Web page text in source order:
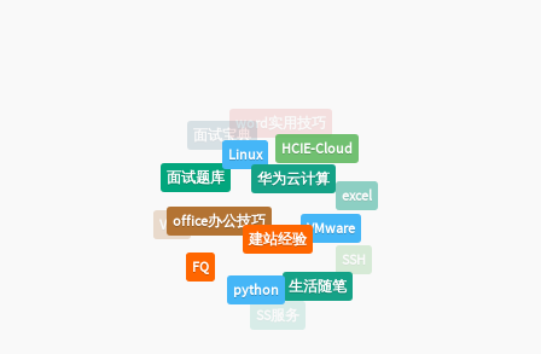
Linux
华为云计算
HCIE-Cloud
面试题库
office办公技巧
建站经验 VMware
excel
VPN
生活随笔
SSH
Shell脚本
SS服务